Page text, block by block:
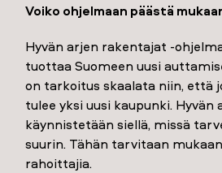
Voiko ohjelmaan päästä
Hyvän arjen rakentajat -
tuottaa Suomeen uusi
on tarkoitus skaalata niin, että
tulee yksi uusi kaupunki.
käynnistetään siellä, missä
suurin. Tähän tarvitaan
rahoittajia.